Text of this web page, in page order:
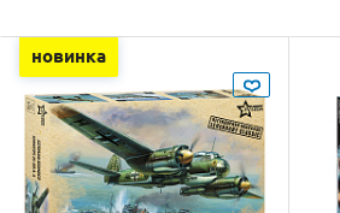
новинка